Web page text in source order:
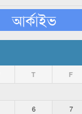
আর্কাইভ
T F
6 7